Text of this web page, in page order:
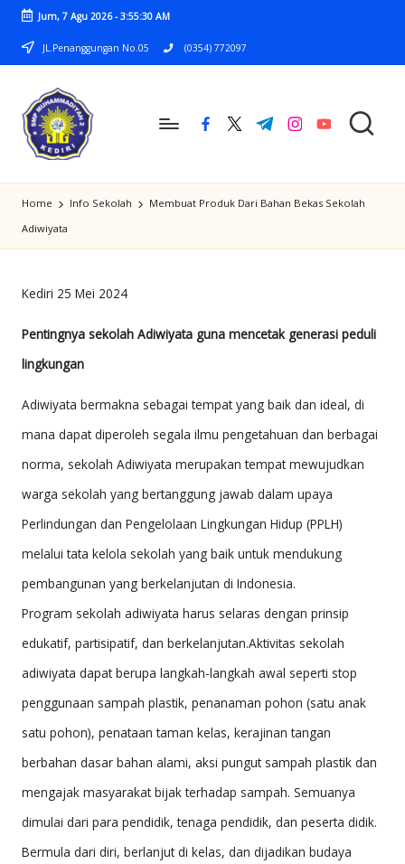
Skip
content
Jum, 7 Agu 2026-3:55:30 AM
JL.Penanggungan No.05 (0354) 772097
S
M
P
U
H
A
M
M
A
D
IY
A
H
2
K
E
D
IR
I
MUHAMMADIYAH
2
facebook.com
twitter.com
t.me instagram.com
youtube.com
Home Info Sekolah
Membuat Produk Dari Bahan Bekas Sekolah
Adiwiyata
Kediri 25 Mei 2024
Pentingnya sekolah Adiwiyata guna mencetak generasi peduli
lingkungan
Adiwiyata bermakna sebagai tempat yang baik dan ideal, di
mana dapat diperoleh segala ilmu pe­nge­tahuan dan berbagai
norma, se­ko­lah Adiwiyata merupakan tempat me­wujudkan
war­­ga se­k­olah yang bertanggung jawab dalam upa­ya
Perlindungan dan Pengelolaan Lingkungan Hi­dup (PPLH)
melalui tata kelola sekolah yang baik untuk men­dukung
pembangunan yang berkelanjutan di Indonesia.
Program sekolah adiwiyata harus selaras dengan prinsip
edukatif, partisipatif, dan berkelanjutan.Aktivitas sekolah
adiwiyata dapat berupa langkah-langkah awal seperti stop
penggunaan sampah plastik, penanaman pohon (satu anak
satu pohon), penataan taman kelas, kerajinan tangan
berbahan dasar bahan alami, aksi pungut sampah plastik dan
mengajak masyarakat bijak terhadap sampah. Semuanya
dimulai dari para pendidik, tenaga pendidik, dan peserta didik.
Bermula dari diri, berlanjut di kelas, dan dijadikan budaya